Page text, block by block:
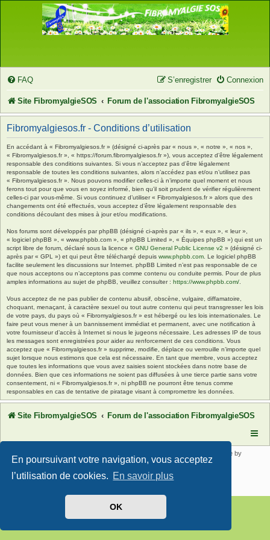
En poursuivant votre navigation, vous acceptez
l’utilisation de cookies. En savoir plus
OK
FAQ Connexion
S’enregistrer
Site FibromyalgieSOS Forum de l'association FibromyalgieSOS
Fibromyalgiesos.fr - Conditions d’utilisation
En accédant à « Fibromyalgiesos.fr » (désigné ci-après par « nous », « notre », « nos »,
« Fibromyalgiesos.fr », « https://forum.fibromyalgiesos.fr »), vous acceptez d’être légalement
responsable des conditions suivantes. Si vous n’acceptez pas d’être légalement
responsable de toutes les conditions suivantes, alors n’accédez pas et/ou n’utilisez pas
« Fibromyalgiesos.fr ». Nous pouvons modifier celles-ci à n’importe quel moment et nous
ferons tout pour que vous en soyez informé, bien qu’il soit prudent de vérifier régulièrement
celles-ci par vous-même. Si vous continuez d’utiliser « Fibromyalgiesos.fr » alors que des
changements ont été effectués, vous acceptez d’être légalement responsable des
conditions découlant des mises à jour et/ou modifications.
Nos forums sont développés par phpBB (désigné ci-après par « ils », « eux », « leur »,
« logiciel phpBB », « www.phpbb.com », « phpBB Limited », « Équipes phpBB ») qui est un
script libre de forum, déclaré sous la licence « GNU General Public License v2 » (désigné ci-
après par « GPL ») et qui peut être téléchargé depuis www.phpbb.com . Le logiciel phpBB
facilite seulement les discussions sur Internet. phpBB Limited n’est pas responsable de ce
que nous acceptons ou n’acceptons pas comme contenu ou conduite permis. Pour de plus
amples informations au sujet de phpBB, veuillez consulter : https://www.phpbb.com/
Vous acceptez de ne pas publier de contenu abusif, obscène, vulgaire, diffamatoire,
choquant, menaçant, à caractère sexuel ou tout autre contenu qui peut transgresser les lois
de votre pays, du pays où « Fibromyalgiesos.fr » est hébergé ou les lois internationales. Le
faire peut vous mener à un bannissement immédiat et permanent, avec une notification à
votre fournisseur d’accès à Internet si nous le jugeons nécessaire. Les adresses IP de tous
les messages sont enregistrées pour aider au renforcement de ces conditions. Vous
acceptez que « Fibromyalgiesos.fr » supprime, modifie, déplace ou verrouille n’importe quel
sujet lorsque nous estimons que cela est nécessaire. En tant que membre, vous acceptez
que toutes les informations que vous avez saisies soient stockées dans notre base de
données. Bien que ces informations ne soient pas diffusées à une tierce partie sans votre
consentement, ni « Fibromyalgiesos.fr », ni phpBB ne pourront être tenus comme
responsables en cas de tentative de piratage visant à compromettre les données.
Site FibromyalgieSOS Forum de l'association FibromyalgieSOS
® Forum Software © phpBB Limited | SE Square by
PhpBB3 BBCodes
Traduit parphpBB-fr.com